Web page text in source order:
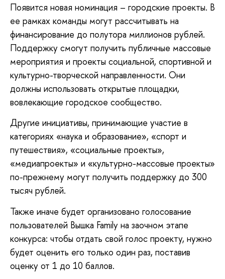
Появится новая номинация – городские проекты. В
ее рамках команды могут рассчитывать на
финансирование до полутора миллионов рублей.
Поддержку смогут получить публичные массовые
мероприятия и проекты социальной, спортивной и
культурно-творческой направленности. Они
должны использовать открытые площадки,
вовлекающие городское сообщество.
Другие инициативы, принимающие участие в
категориях «наука и образование», «спорт и
путешествия», «социальные проекты»,
«медиапроекты» и «культурно-массовые проекты»
по-прежнему могут получить поддержку до 300
тысяч рублей.
Также иначе будет организовано голосование
пользователей Вышка Family на заочном этапе
конкурса: чтобы отдать свой голос проекту, нужно
будет оценить его только один раз, поставив
оценку от 1 до 10 баллов.